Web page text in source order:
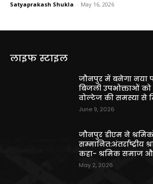
Satyaprakash Shukla - May 16, 2026
लाइफ स्टाइल
जौनपुर में बनेगा नया
बिजली उपभोक्ताओं
वोल्टेज की समस्या से
June 9, 2026
जौनपुर डीएम ने
सम्मानित:अंतर्राष्ट्रीय
कहा- श्रमिक समाज
May 2, 2026